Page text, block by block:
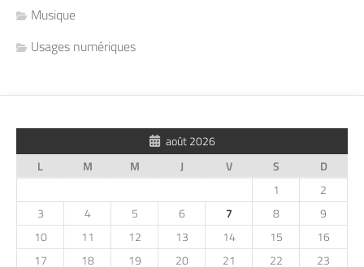
Musique
Usages numériques
août 2026
L
M M J V S
D
1
2
3
4 5 6 7 8
9
10
11 12 13 14 15
16
17
18 19 20 21 22
23